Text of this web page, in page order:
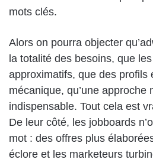
mots clés.
Alors on pourra objecter
la totalité des besoins, que
approximatifs, que des profils
mécanique, qu’une approche
indispensable. Tout cela est
De leur côté, les jobboards
mot : des offres plus
éclore et les marketeurs